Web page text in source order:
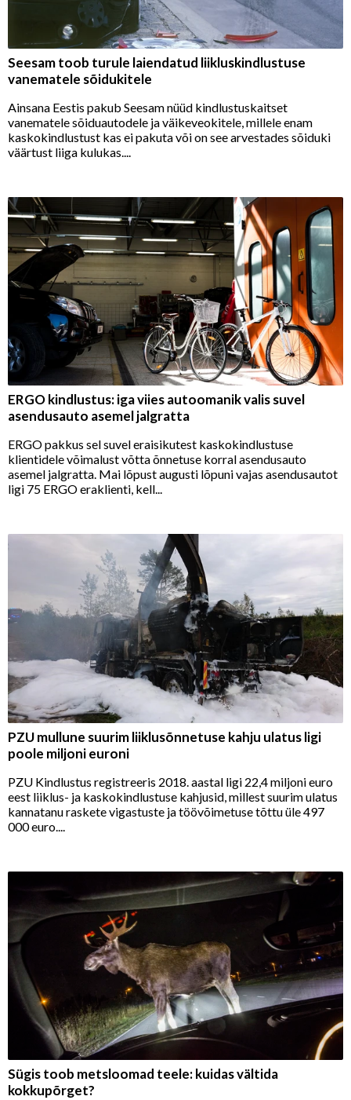
Seesam toob turule laiendatud liikluskindlustuse
vanematele sõidukitele
Ainsana Eestis pakub Seesam nüüd kindlustuskaitset
vanematele sõiduautodele ja väikeveokitele, millele enam
kaskokindlustust kas ei pakuta või on see arvestades sõiduki
väärtust liiga kulukas....
ERGO kindlustus: iga viies autoomanik valis suvel
asendusauto asemel jalgratta
ERGO pakkus sel suvel eraisikutest kaskokindlustuse
klientidele võimalust võtta õnnetuse korral asendusauto
asemel jalgratta. Mai lõpust augusti lõpuni vajas asendusautot
ligi 75 ERGO eraklienti, kell...
PZU mullune suurim liiklusõnnetuse kahju ulatus ligi
poole miljoni euroni
PZU Kindlustus registreeris 2018. aastal ligi 22,4 miljoni euro
eest liiklus- ja kaskokindlustuse kahjusid, millest suurim ulatus
kannatanu raskete vigastuste ja töövõimetuse tõttu üle 497
000 euro....
Sügis toob metsloomad teele: kuidas vältida
kokkupõrget?